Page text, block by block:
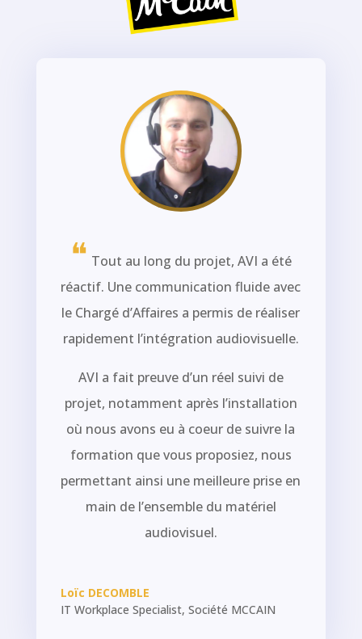
❝ Tout au long du projet, AVI a été
réactif. Une communication fluide avec
le Chargé d’Affaires a permis de réaliser
rapidement l’intégration audiovisuelle.
AVI a fait preuve d’un réel suivi de
projet, notamment après l’installation
où nous avons eu à coeur de suivre la
formation que vous proposiez, nous
permettant ainsi une meilleure prise en
main de l’ensemble du matériel
audiovisuel.
Loïc DECOMBLE
IT Workplace Specialist, Société MCCAIN